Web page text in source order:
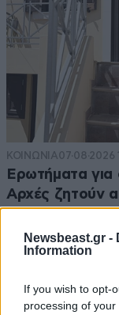
Newsbeast.gr -
Information
If you wish to opt-
processing of
ΚΟΙΝΩΝΙΑ07·08·2026
Ερωτήματα
Αρχές ζητούν
είναι περίεργη»